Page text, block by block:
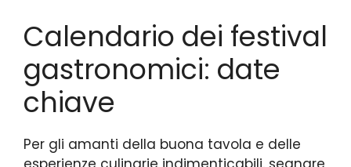
Calendario dei festival
gastronomici: date
chiave
Per gli amanti della buona tavola e delle